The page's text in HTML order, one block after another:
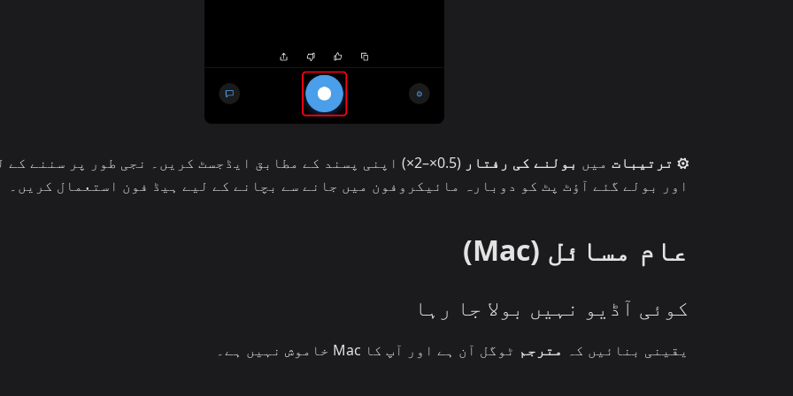
⚙ ترتیبات میں بولنے کی رفتار
(0.5×–2×) اپنی پسند کے مطابق ایڈجسٹ کریں۔ نجی طور پر سننے کے
اور بولے گئے آؤٹ پٹ کو دوبارہ مائیکروفون میں جانے سے بچانے کے لیے ہیڈ فون استعمال کریں۔
عام مسائل (Mac)
کوئی آڈیو نہیں بولا جا رہا
یقینی بنائیں کہ مترجم ٹوگل آن ہے اور آپ کا Mac خاموش نہیں ہے۔